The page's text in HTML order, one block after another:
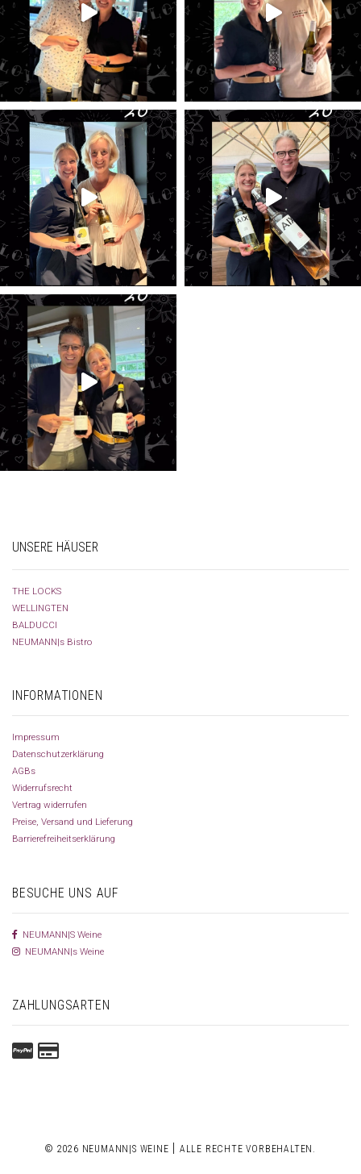
UNSERE HÄUSER
THE LOCKS
WELLINGTEN
BALDUCCI
NEUMANN|s Bistro
INFORMATIONEN
Impressum
Datenschutzerklärung
AGBs
Widerrufsrecht
Vertrag widerrufen
Preise, Versand und Lieferung
Barrierefreiheitserklärung
BESUCHE UNS AUF
NEUMANN|S Weine
NEUMANN|s Weine
ZAHLUNGSARTEN
© 2026 NEUMANN|S WEINE | ALLE RECHTE VORBEHALTEN.